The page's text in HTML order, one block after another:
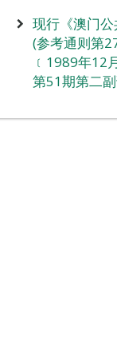
现行《澳门公
(参考通则第
﹝1989年12
第51期第二副